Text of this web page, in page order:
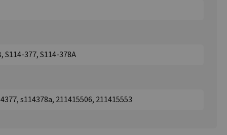
S114-377, S114-378A
s114378a, 211415506, 211415553